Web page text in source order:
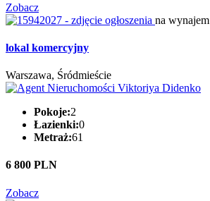
Zobacz
na wynajem
lokal komercyjny
Warszawa, Śródmieście
Pokoje:2
Łazienki:0
Metraż:61
6 800 PLN
Zobacz